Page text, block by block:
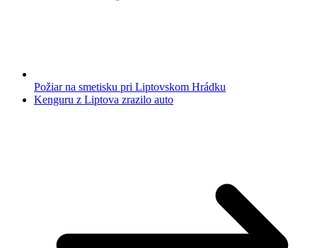
Požiar na smetisku pri Liptovskom Hrádku
Kenguru z Liptova zrazilo auto